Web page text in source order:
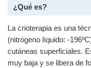
¿Qué es?
La crioterapia es una
(nitrógeno líquido: -
cutáneas superficiales.
muy baja y se libera de